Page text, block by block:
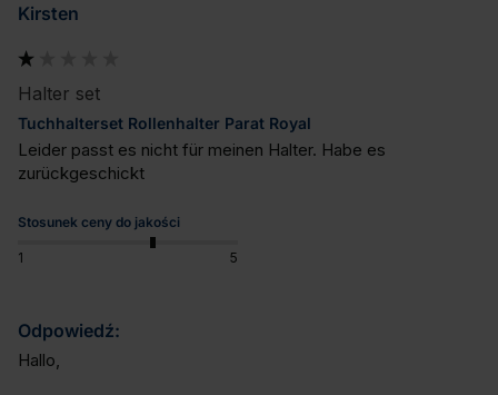
Kirsten
Halter set
Tuchhalterset Rollenhalter Parat Royal
Leider passt es nicht für meinen Halter. Habe es
zurückgeschickt
Stosunek ceny do jakości
1 5
Odpowiedź:
Hallo,